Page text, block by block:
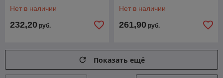
Нет в наличии
232,20 руб.
Нет в наличии
261,90 руб.
Показать ещё